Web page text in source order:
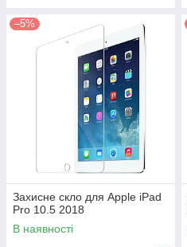
–5%
Захисне скло для Apple iPad
Pro 10.5 2018
В наявності